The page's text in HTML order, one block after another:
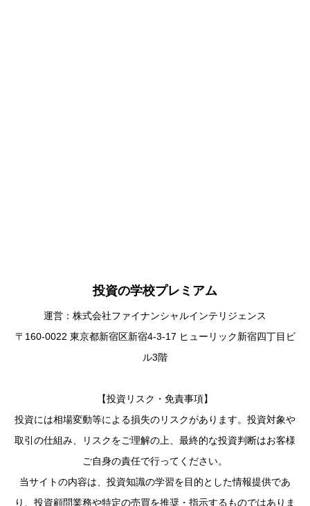
投資の学校プレミアム
運営：株式会社ファイナンシャルインテリジェンス
〒160-0022 東京都新宿区新宿4-3-17 ヒューリック新宿四丁目ビ
ル3階
【投資リスク・免責事項】
投資には相場変動等による損失のリスクがあります。投資対象や
取引の仕組み、リスクをご理解の上、最終的な投資判断はお客様
ご自身の責任で行ってください。
当サイトの内容は、投資知識の学習を目的とした情報提供であ
り、投資顧問業務や特定の売買を推奨・指示するものではありま